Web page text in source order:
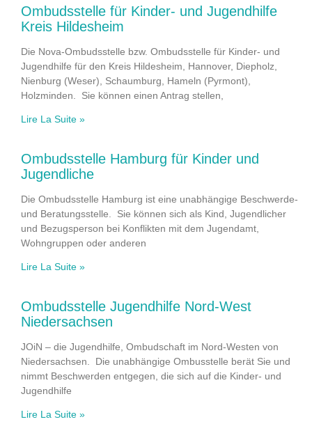
Ombudsstelle für Kinder- und Jugendhilfe
Kreis Hildesheim
Die Nova-Ombudsstelle bzw. Ombudsstelle für Kinder- und
Jugendhilfe für den Kreis Hildesheim, Hannover, Diepholz,
Nienburg (Weser), Schaumburg, Hameln (Pyrmont),
Holzminden. Sie können einen Antrag stellen,
Lire La Suite »
Ombudsstelle Hamburg für Kinder und
Jugendliche
Die Ombudsstelle Hamburg ist eine unabhängige Beschwerde-
und Beratungsstelle. Sie können sich als Kind, Jugendlicher
und Bezugsperson bei Konflikten mit dem Jugendamt,
Wohngruppen oder anderen
Lire La Suite »
Ombudsstelle Jugendhilfe Nord-West
Niedersachsen
JOiN – die Jugendhilfe, Ombudschaft im Nord-Westen von
Niedersachsen. Die unabhängige Ombusstelle berät Sie und
nimmt Beschwerden entgegen, die sich auf die Kinder- und
Jugendhilfe
Lire La Suite »